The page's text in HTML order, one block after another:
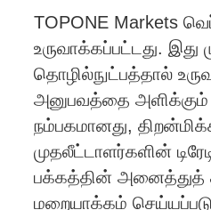
TOPONE Markets
உருவாக்கப்பட்டது.
தொழில்நுட்பத்தால்
அனுபவத்தை அளிக்கும்
நம்பகமானது,
முதலீட்டாளர்களின்
பக்கத்தின் அனைத்துத்
மறையாக்கம்